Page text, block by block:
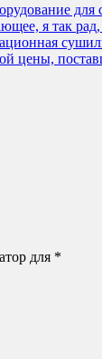
я так
цены,
для *